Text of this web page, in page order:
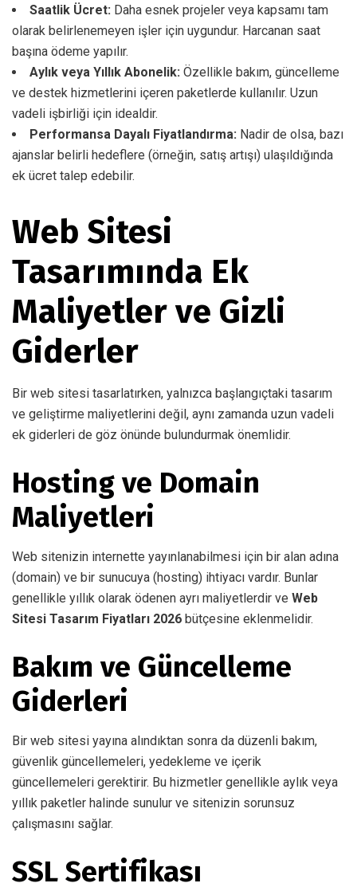
Saatlik Ücret: Daha esnek projeler veya kapsamı tam
olarak belirlenemeyen işler için uygundur. Harcanan saat
başına ödeme yapılır.
Aylık veya Yıllık Abonelik: Özellikle bakım, güncelleme
ve destek hizmetlerini içeren paketlerde kullanılır. Uzun
vadeli işbirliği için idealdir.
Performansa Dayalı Fiyatlandırma: Nadir de olsa, bazı
ajanslar belirli hedeflere (örneğin, satış artışı) ulaşıldığında
ek ücret talep edebilir.
Web Sitesi
Tasarımında Ek
Maliyetler ve Gizli
Giderler
Bir web sitesi tasarlatırken, yalnızca başlangıçtaki tasarım
ve geliştirme maliyetlerini değil, aynı zamanda uzun vadeli
ek giderleri de göz önünde bulundurmak önemlidir.
Hosting ve Domain
Maliyetleri
Web sitenizin internette yayınlanabilmesi için bir alan adına
(domain) ve bir sunucuya (hosting) ihtiyacı vardır. Bunlar
genellikle yıllık olarak ödenen ayrı maliyetlerdir ve Web
Sitesi Tasarım Fiyatları 2026 bütçesine eklenmelidir.
Bakım ve Güncelleme
Giderleri
Bir web sitesi yayına alındıktan sonra da düzenli bakım,
güvenlik güncellemeleri, yedekleme ve içerik
güncellemeleri gerektirir. Bu hizmetler genellikle aylık veya
yıllık paketler halinde sunulur ve sitenizin sorunsuz
çalışmasını sağlar.
SSL Sertifikası